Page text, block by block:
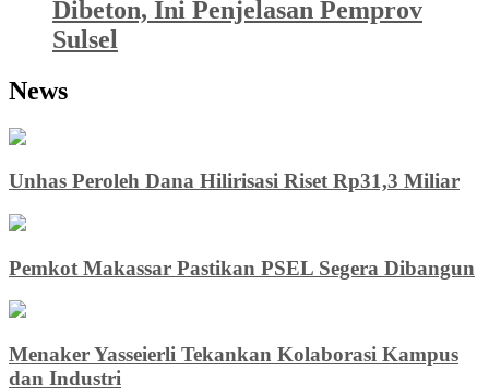
Dibeton, Ini Penjelasan Pemprov
Sulsel
News
Unhas Peroleh Dana Hilirisasi Riset Rp31,3 Miliar
Pemkot Makassar Pastikan PSEL Segera Dibangun
Menaker Yasseierli Tekankan Kolaborasi Kampus
dan Industri